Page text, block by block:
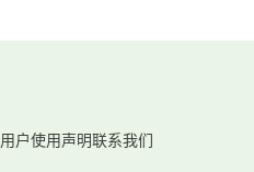
用户使用声明联系我们